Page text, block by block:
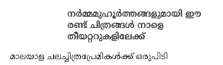
നര്‍മ്മമുഹൂര്‍ത്തങ്ങളുമായി ഈ
രണ്ട് ചിത്രങ്ങള്‍ നാളെ
തീയറ്ററുകളിലേക്ക്
മാലയാള ചലച്ചിത്രപ്രേമികള്‍ക്ക് ഒരുപിടി